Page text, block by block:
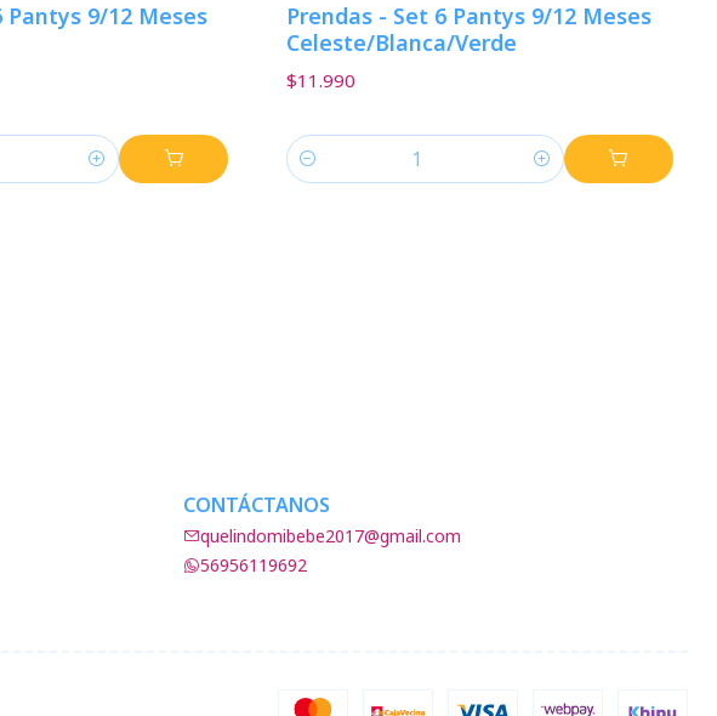
Pantys 9/12 Meses
Prendas - Set 6 Pantys 9/12 Meses
Celeste/Blanca/Verde
$11.990
Cantidad
CONTÁCTANOS
quelindomibebe2017@gmail.com
56956119692